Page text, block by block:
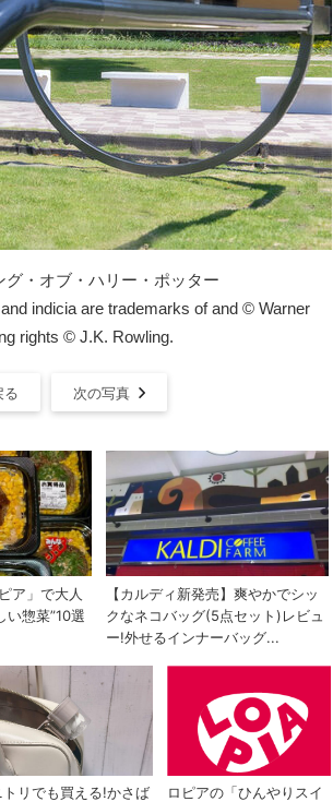
・オブ・ハリー・ポッター
indicia are trademarks of and © Warner
rights © J.K. Rowling.
る 次の写真